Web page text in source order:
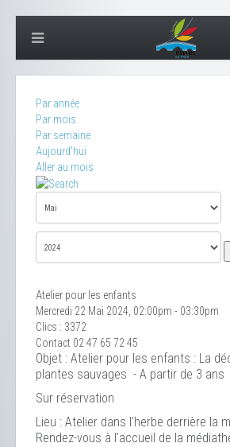
Par année
Par mois
Par semaine
Aujourd'hui
Aller au mois
Atelier pour les enfants
Mercredi 22 Mai 2024, 02:00pm - 03:30pm
Clics : 3372
Contact 02 47 65 72 45
Objet : Atelier pour les enfants : La
plantes sauvages - A partir de 3 ans
Sur réservation
Lieu : Atelier dans l'herbe derrière la
Rendez-vous à l'accueil de la